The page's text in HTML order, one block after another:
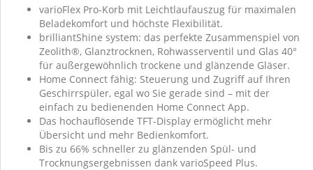
varioFlex Pro-Korb mit Leichtlaufauszug für maximalen
Beladekomfort und höchste Flexibilität.
brilliantShine system: das perfekte Zusammenspiel von
Zeolith®, Glanztrocknen, Rohwasserventil und Glas 40°
für außergewöhnlich trockene und glänzende Gläser.
Home Connect fähig: Steuerung und Zugriff auf Ihren
Geschirrspüler, egal wo Sie gerade sind – mit der
einfach zu bedienenden Home Connect App.
Das hochauflösende TFT-Display ermöglicht mehr
Übersicht und mehr Bedienkomfort.
Bis zu 66% schneller zu glänzenden Spül- und
Trocknungsergebnissen dank varioSpeed Plus.